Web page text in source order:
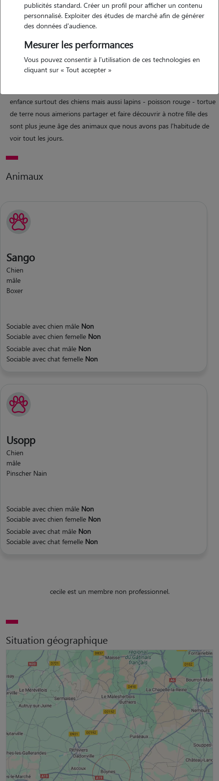
avons deux chiens à la maison sango et usopp (5 et 3 ans) je suis
volontaire vous pouvez me laisser vos animaux en toute sérénité car
je saurai veiller sur leurs bien être comme si ils étaient les miens.
Expérience
enfance surtout des chiens mais aussi lapins - poisson rouge - tortue
de terre nous aimerions partager et faire découvrir à notre fille des
sont plus jeune âge des animaux que nous avons pas l'habitude de
voir tout les jours.
Animaux
Sango
Chien
mâle
Boxer
Sociable avec chien mâle Non
Sociable avec chien femelle Non
Sociable avec chat mâle Non
Sociable avec chat femelle Non
Usopp
Chien
mâle
Pinscher Nain
Sociable avec chien mâle Non
Sociable avec chien femelle Non
Sociable avec chat mâle Non
Sociable avec chat femelle Non
cecile est un membre non professionnel.
Situation géographique
publicités standard. Créer un profil pour afficher un contenu
personnalisé. Exploiter des études de marché afin de générer
des données d'audience.
Mesurer les performances
Vous pouvez consentir à l'utilisation de ces technologies en
cliquant sur « Tout accepter »